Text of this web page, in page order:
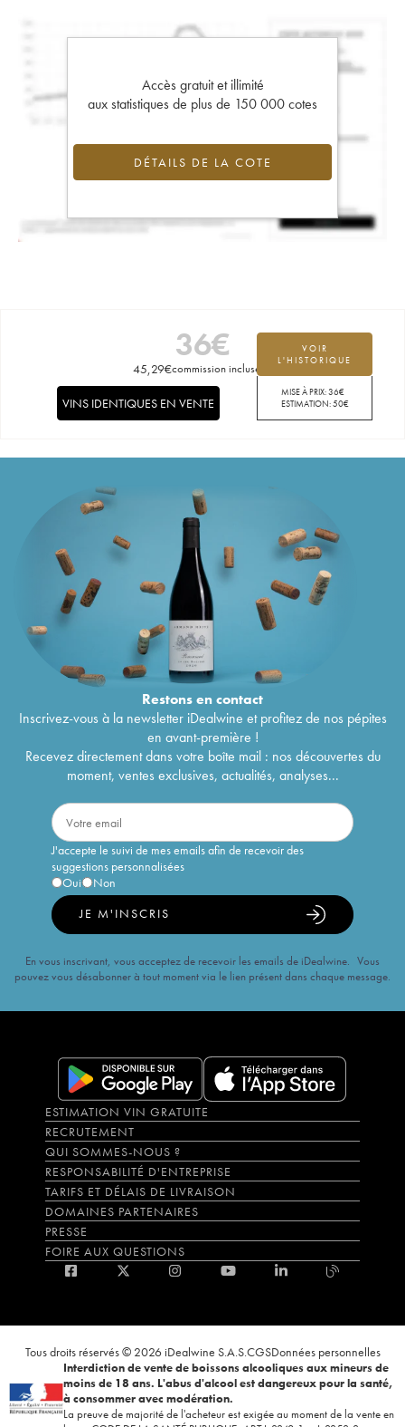
Accès gratuit et illimité
aux statistiques de plus de 150 000 cotes
DÉTAILS DE LA COTE
36€
45,29€commission incluse
VOIR
L'HISTORIQUE
MISE À PRIX:36€
ESTIMATION:50€
VINS IDENTIQUES EN VENTE
Restons encontact
Inscrivez-vous à la newsletter iDealwine et profitez de nos pépites
en avant-première !
Recevez directement dans votre boîte mail : nos découvertes du
moment, ventes exclusives, actualités, analyses...
J'accepte le suivi de mes emails afin de recevoir des
suggestions personnalisées
Oui
Non
JE M'INSCRIS
En vous inscrivant, vous acceptez de recevoir les emails de iDealwine. Vous
pouvez vous désabonner à tout moment via le lien présent dans chaque message.
ESTIMATION VIN GRATUITE
RECRUTEMENT
QUI SOMMES-NOUS ?
RESPONSABILITÉ D'ENTREPRISE
TARIFS ET DÉLAIS DE LIVRAISON
DOMAINES PARTENAIRES
PRESSE
FOIRE AUX QUESTIONS
Tous droits réservés © 2026 iDealwine S.A.S.CGSDonnées personnelles
Interdiction de vente de boissons alcooliques aux mineurs de
moins de 18 ans. L'abus d'alcool est dangereux pour la santé,
à consommer avec modération.
La preuve de majorité de l'acheteur est exigée au moment de la vente en